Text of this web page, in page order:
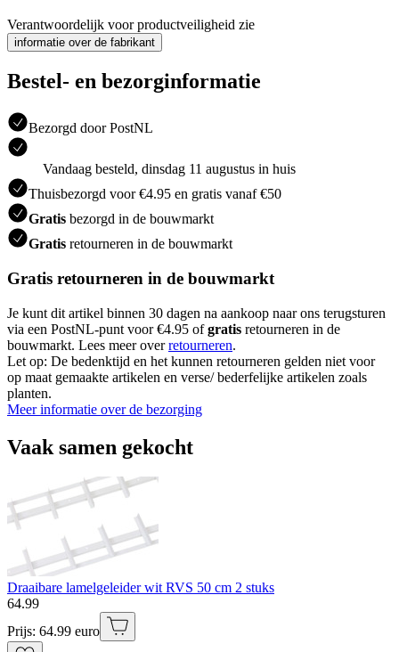
Verantwoordelijk voor productveiligheid zie
informatie over de fabrikant
Bestel- en bezorginformatie
Bezorgd door PostNL
Vandaag besteld, dinsdag 11 augustus in huis
Thuisbezorgd voor €4.95 en gratis vanaf €50
Gratis bezorgd in de bouwmarkt
Gratis retourneren in de bouwmarkt
Gratis retourneren in de bouwmarkt
Je kunt dit artikel binnen 30 dagen na aankoop naar ons terugsturen
via een PostNL-punt voor €4.95 ofgratis retourneren in de
bouwmarkt. Lees meer overretourneren.
Let op: De bedenktijd en het kunnen retourneren gelden niet voor
op maat gemaakte artikelen en verse/ bederfelijke artikelen zoals
planten.
Meer informatie over de bezorging
Vaak samen gekocht
Draaibare lamelgeleider wit RVS 50 cm 2 stuks
64.99
Prijs: 64.99 euro